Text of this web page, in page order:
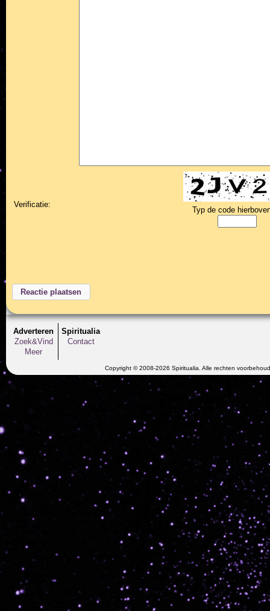
Verificatie:
Typ de code
Adverteren
Zoek&Vind
Meer
Spiritualia
Contact
Copyright © 2008-2026 Spiritualia. Alle rechten